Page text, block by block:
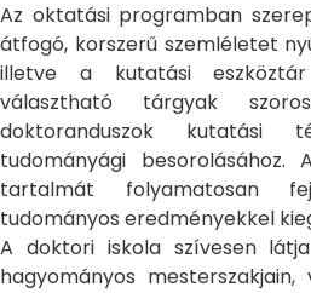
Az oktatási programban
átfogó, korszerű szemléletet
illetve a kutatási
választható tárgyak
doktoranduszok kutatási
tudományági
tartalmát folyamatosan
tudományos eredményekkel
A doktori iskola szívesen
hagyományos